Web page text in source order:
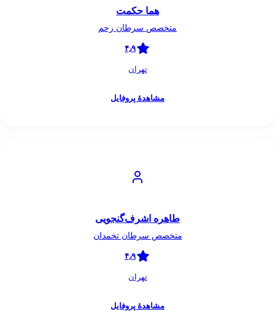
هما حکمت
متخصص سرطان رحم
مشاهدهٔ پروفایل
طاهره اشرف‌گنجویی
متخصص سرطان تخمدان
مشاهدهٔ پروفایل